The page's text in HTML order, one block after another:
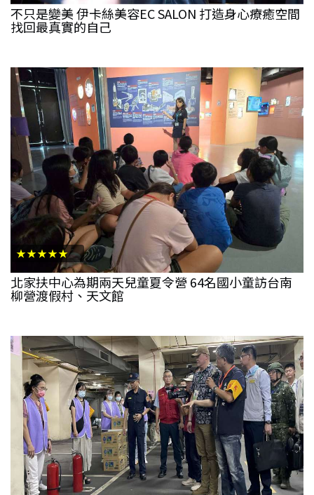
不只是變美 伊卡絲美容EC SALON 打造身心療癒空間
找回最真實的自己
★★★★★
北家扶中心為期兩天兒童夏令營 64名國小童訪台南
柳營渡假村、天文館